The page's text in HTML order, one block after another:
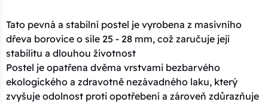
Tato pevná a stabilní postel je vyrobena z masivního
dřeva borovice o síle 25 - 28 mm, což zaručuje její
stabilitu a dlouhou životnost
Postel je opatřena dvěma vrstvami bezbarvého
ekologického a zdravotně nezávadného laku, který
zvyšuje odolnost proti opotřebení a zároveň zdůrazňuje